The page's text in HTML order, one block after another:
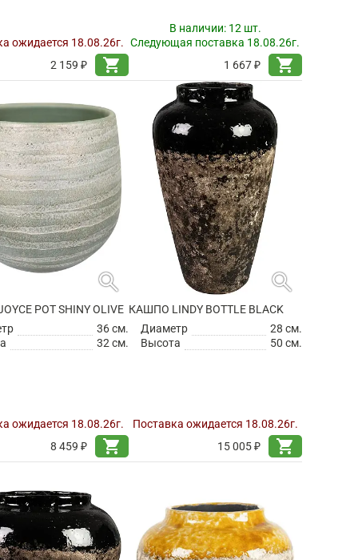
ожидается 18.08.26г.
2 159 ₽
shopping_cart
В наличии: 12 шт.
Следующая поставка 18.08.26г.
1 667 ₽
shopping_cart
search
POT SHINY OLIVE
36 см.
32 см.
ожидается 18.08.26г.
8 459 ₽
shopping_cart
search
КАШПО LINDY BOTTLE BLACK
Диаметр
28 см.
Высота
50 см.
Поставка ожидается 18.08.26г.
15 005 ₽
shopping_cart